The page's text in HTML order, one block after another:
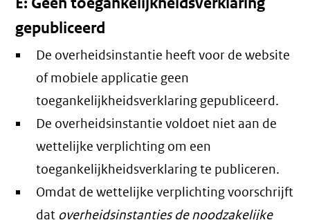
gepubliceerd
De overheidsinstantie heeft voor de website
of mobiele applicatie geen
toegankelijkheidsverklaring gepubliceerd.
De overheidsinstantie voldoet niet aan de
wettelijke verplichting om een
toegankelijkheidsverklaring te publiceren.
Omdat de wettelijke verplichting voorschrijft
dat overheidsinstanties de noodzakelijke